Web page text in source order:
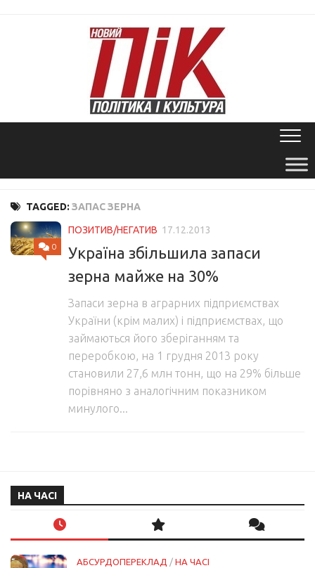
TAGGED: ЗАПАС ЗЕРНА
0
ПОЗИТИВ/НЕГАТИВ 17.12.2013
Україна збільшила запаси
зерна майже на 30%
Запаси зерна в аграрних підприємствах
України (крім малих) і підприємствах, що
займаються його зберіганням та
переробкою, на 1 грудня 2013 року
становили 27,6 млн тонн, що на 29% більше
порівняно з аналогічним показником
минулого...
НА ЧАСІ
АБСУРДОПЕРЕКЛАД / НА ЧАСІ